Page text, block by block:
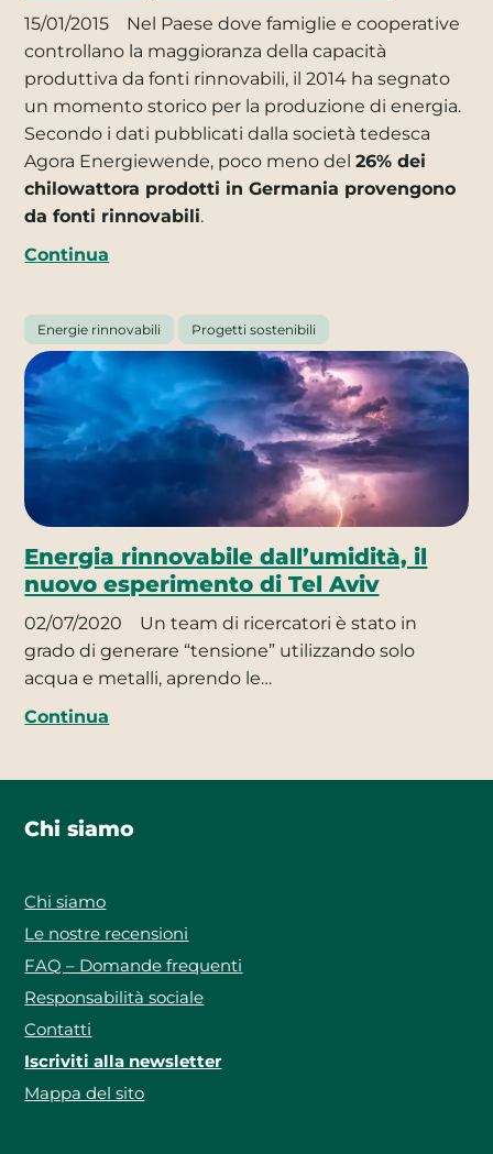
15/01/2015
Nel Paese dove famiglie e cooperative
controllano la maggioranza della capacità
produttiva da fonti rinnovabili, il 2014 ha segnato
un momento storico per la produzione di energia.
Secondo i dati pubblicati dalla società tedesca
Agora Energiewende, poco meno del26% dei
chilowattora prodotti in Germania provengono
da fonti rinnovabili.
Continua
Energie rinnovabili Progetti sostenibili
Energia rinnovabile dall’umidità, il
nuovo esperimento di Tel Aviv
02/07/2020
Un team di ricercatori è stato in
grado di generare “tensione” utilizzando solo
acqua e metalli, aprendo le…
Continua
Chi siamo
Chi siamo
Le nostre recensioni
FAQ – Domande frequenti
Responsabilità sociale
Contatti
Iscriviti alla newsletter
Mappa del sito